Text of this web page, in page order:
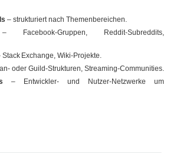
– strukturiert nach Themenbereichen.
Reddit‑Subreddits,
Stack Exchange, Wiki‑Projekte.
oder Guild‑Strukturen, Streaming‑Communities.
– Entwickler‑ und Nutzer‑Netzwerke um